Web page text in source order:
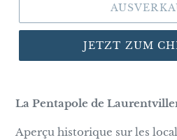
JETZT ZUM
La Pentapole de
Aperçu historique sur les